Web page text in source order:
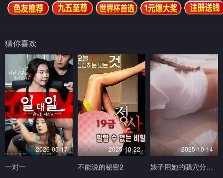
猜你喜欢
2026-05-17
一对一
2025-10-22
不能说的秘密2
2025-10-14
婊子用她的骚穴分散我的注意力，害我游戏打输了